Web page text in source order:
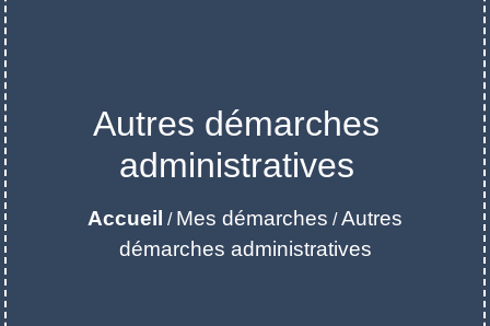
Autres démarches
administratives
Accueil / Mes démarches /Autres
démarches administratives